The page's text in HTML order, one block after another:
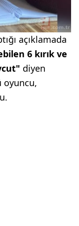
açıklamada
6 kırık ve
diyen
oyuncu,